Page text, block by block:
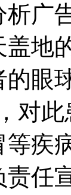
析广
盖地
的眼
对
等疾
责任